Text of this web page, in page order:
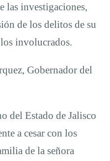
investigaciones,
de los delitos de su
involucrados.
Gobernador del
del Estado de Jalisco
a cesar con los
de la señora